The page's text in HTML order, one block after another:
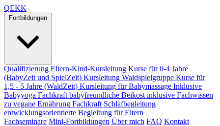
QEKK
Fortbildungen
Qualifizierung Eltern-Kind-Kursleitung Kurse für 0-4 Jahre
(BabyZeit und SpielZeit) Kursleitung Waldspielgruppe Kurse für
1,5 - 5 Jahre (WaldZeit) Kursleitung für Babymassage Inklusive
Babyyoga Fachkraft babyfreundliche Beikost inklusive Fachwissen
zu vegane Ernährung Fachkraft Schlafbegleitung
entwicklungsorientierte Begleitung für Eltern
Fachseminare Mini-Fortbildungen Über mich FAQ Kontakt